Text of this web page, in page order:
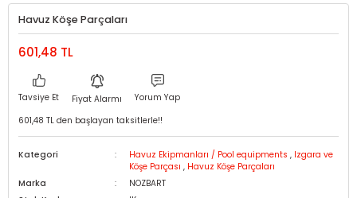
Havuz Köşe Parçaları
601,48 TL
Tavsiye Et Fiyat Alarmı
Yorum Yap
601,48 TL den başlayan taksitlerle!!
Kategori Havuz Ekipmanları / Pool equipments , Izgara ve
Köşe Parçası , Havuz Köşe Parçaları
Marka
NOZBART